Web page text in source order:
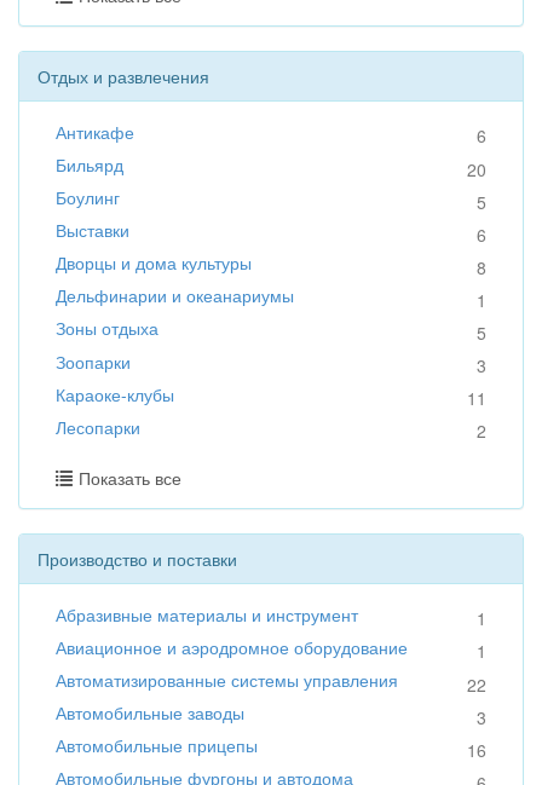
Отдых и развлечения
Антикафе
6
Бильярд
20
Боулинг
5
Выставки
6
Дворцы и дома культуры
8
Дельфинарии и океанариумы
1
Зоны отдыха
5
Зоопарки
3
Караоке-клубы
11
Лесопарки
2
Показать все
Производство и поставки
Абразивные материалы и инструмент
1
Авиационное и аэродромное оборудование
1
Автоматизированные системы управления
22
Автомобильные заводы
3
Автомобильные прицепы
16
Автомобильные фургоны и автодома